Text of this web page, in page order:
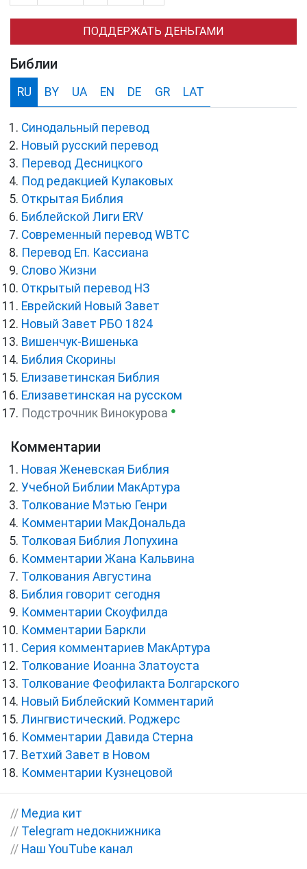
ПОДДЕРЖАТЬ ДЕНЬГАМИ
Библии
RU BY UA EN DE GR LAT
Синодальный перевод
Новый русский перевод
Перевод Десницкого
Под редакцией Кулаковых
Открытая Библия
Библейской Лиги ERV
Cовременный перевод WBTC
Перевод Еп. Кассиана
Слово Жизни
Открытый перевод НЗ
Еврейский Новый Завет
Новый Завет РБО 1824
Вишенчук-Вишенька
Библия Скорины
Елизаветинская Библия
Елизаветинская на русском
Подстрочник Винокурова ●
Комментарии
Новая Женевская Библия
Учебной Библии МакАртура
Толкование Мэтью Генри
Комментарии МакДональда
Толковая Библия Лопухина
Комментарии Жана Кальвина
Толкования Августина
Библия говорит сегодня
Комментарии Скоуфилда
Комментарии Баркли
Серия комментариев МакАртура
Толкование Иоанна Златоуста
Толкование Феофилакта Болгарского
Новый Библейский Комментарий
Лингвистический. Роджерс
Комментарии Давида Стерна
Ветхий Завет в Новом
Комментарии Кузнецовой
// Медиа кит
// Telegram недокнижника
// Наш YouTube канал